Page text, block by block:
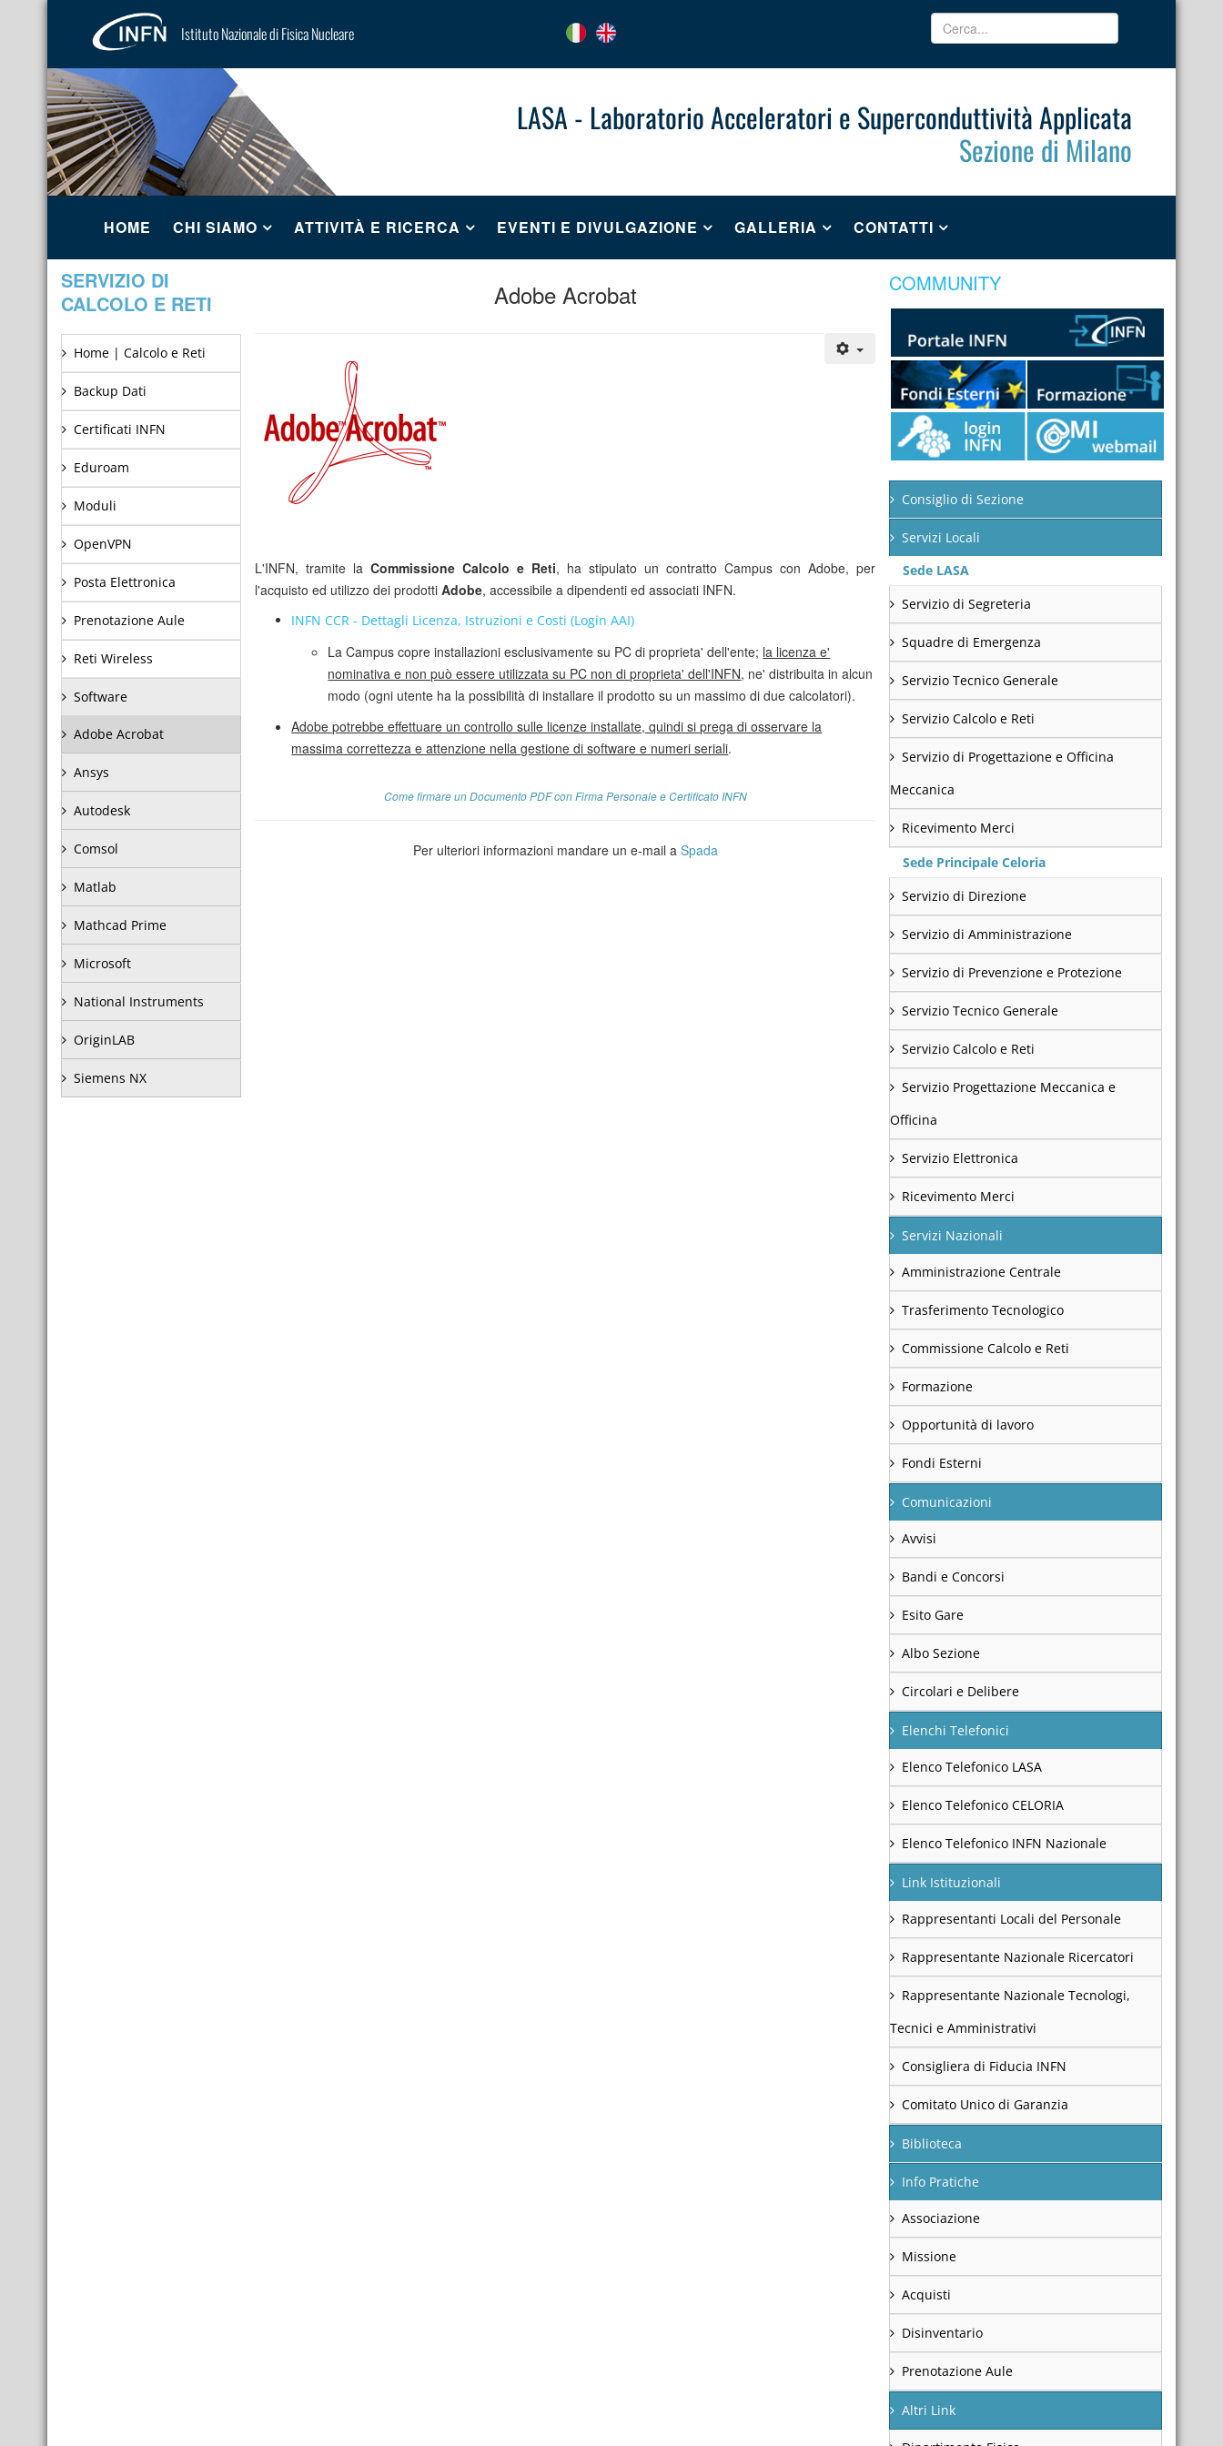
Istituto Nazionale di Fisica Nucleare
LASA - Laboratorio Acceleratori e Superconduttività Applicata
Sezione di Milano
HOME CHI SIAMO ATTIVITÀ E RICERCA EVENTI E DIVULGAZIONE GALLERIA CONTATTI
SERVIZIO DI
CALCOLO E RETI
Home | Calcolo e Reti
Backup Dati
Certificati INFN
Eduroam
Moduli
OpenVPN
Posta Elettronica
Prenotazione Aule
Reti Wireless
Software
Adobe Acrobat
Ansys
Autodesk
Comsol
Matlab
Mathcad Prime
Microsoft
National Instruments
OriginLAB
Siemens NX
Adobe Acrobat
L'INFN, tramite laCommissione Calcolo e Reti, ha stipulato un contratto Campus con Adobe, per
l'acquisto ed utilizzo dei prodottiAdobe, accessibile a dipendenti ed associati INFN.
INFN CCR - Dettagli Licenza, Istruzioni e Costi (Login AAI)
La Campus copre installazioni esclusivamente su PC di proprieta' dell'ente; la licenza e'
nominativa e non può essere utilizzata su PC non di proprieta' dell'INFN, ne' distribuita in alcun
modo (ogni utente ha la possibilità di installare il prodotto su un massimo di due calcolatori).
Adobe potrebbe effettuare un controllo sulle licenze installate, quindi si prega di osservare la
massima correttezza e attenzione nella gestione di software e numeri seriali.
Come firmare un Documento PDF con Firma Personale e Certificato INFN
Per ulteriori informazioni mandare un e-mail a Spada
COMMUNITY
Consiglio di Sezione
Servizi Locali
Sede LASA
Servizio di Segreteria
Squadre di Emergenza
Servizio Tecnico Generale
Servizio Calcolo e Reti
Servizio di Progettazione e Officina
Meccanica
Ricevimento Merci
Sede Principale Celoria
Servizio di Direzione
Servizio di Amministrazione
Servizio di Prevenzione e Protezione
Servizio Tecnico Generale
Servizio Calcolo e Reti
Servizio Progettazione Meccanica e
Officina
Servizio Elettronica
Ricevimento Merci
Servizi Nazionali
Amministrazione Centrale
Trasferimento Tecnologico
Commissione Calcolo e Reti
Formazione
Opportunità di lavoro
Fondi Esterni
Comunicazioni
Avvisi
Bandi e Concorsi
Esito Gare
Albo Sezione
Circolari e Delibere
Elenchi Telefonici
Elenco Telefonico LASA
Elenco Telefonico CELORIA
Elenco Telefonico INFN Nazionale
Link Istituzionali
Rappresentanti Locali del Personale
Rappresentante Nazionale Ricercatori
Rappresentante Nazionale Tecnologi,
Tecnici e Amministrativi
Consigliera di Fiducia INFN
Comitato Unico di Garanzia
Biblioteca
Info Pratiche
Associazione
Missione
Acquisti
Disinventario
Prenotazione Aule
Altri Link